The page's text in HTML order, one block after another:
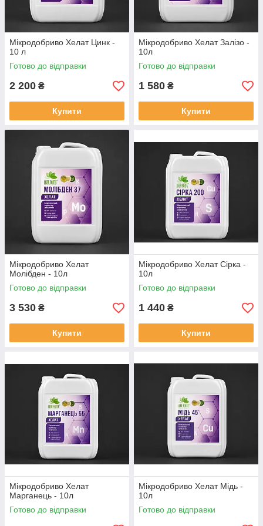
Мiкродобриво Хелат Цинк -
10 л
Готово до відправки
2 200 ₴
Купити
Мiкродобриво Хелат Залізо -
10л
Готово до відправки
1 580 ₴
Купити
Мiкродобриво Хелат
Молібден - 10л
Готово до відправки
3 530 ₴
Купити
Мiкродобриво Хелат Сірка -
10л
Готово до відправки
1 440 ₴
Купити
Мiкродобриво Хелат
Марганець - 10л
Готово до відправки
Мiкродобриво Хелат Мідь -
10л
Готово до відправки